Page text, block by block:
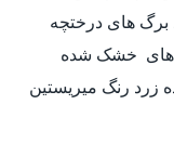
برگ های درختچه
های خشک شده
تانن و ماده زرد رنگ میریستین